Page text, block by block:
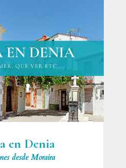
en Denia
desde Moraira